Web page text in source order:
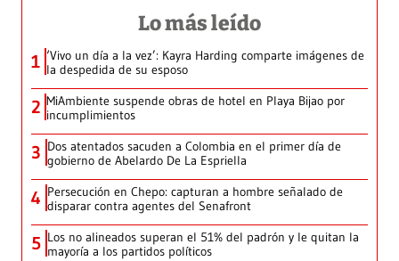
Lo más leído
1 ‘Vivo un día a la vez’: Kayra Harding comparte imágenes de
la despedida de su esposo
2 MiAmbiente suspende obras de hotel en Playa Bijao por
incumplimientos
3 Dos atentados sacuden a Colombia en el primer día de
gobierno de Abelardo De La Espriella
4 Persecución en Chepo: capturan a hombre señalado de
disparar contra agentes del Senafront
5 Los no alineados superan el 51% del padrón y le quitan la
mayoría a los partidos políticos